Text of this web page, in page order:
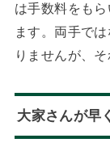
は手数料をも
ます。両手で
りませんが、
大家さんが早